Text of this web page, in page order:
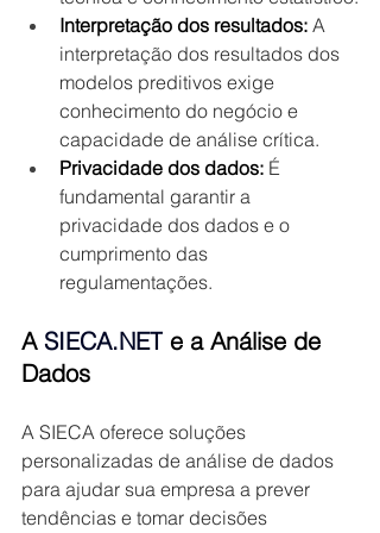
Interpretação dos resultados: A
interpretação dos resultados dos
modelos preditivos exige
conhecimento do negócio e
capacidade de análise crítica.
Privacidade dos dados: É
fundamental garantir a
privacidade dos dados e o
cumprimento das
regulamentações.
A SIECA.NET e a Análise de
Dados
A SIECA oferece soluções
personalizadas de análise de dados
para ajudar sua empresa a prever
tendências e tomar decisões